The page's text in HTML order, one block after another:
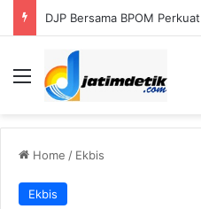
Menu
Home / Ekbis
Ekbis